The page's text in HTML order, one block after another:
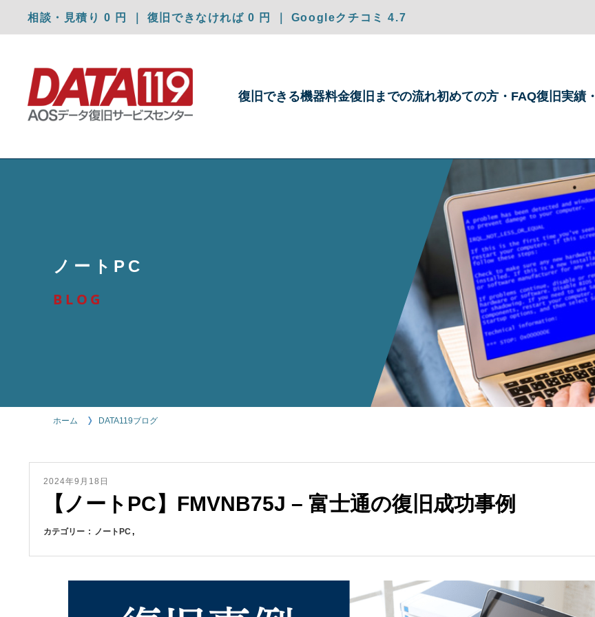
相談・見積り 0 円 ｜ 復旧できなければ 0 円 ｜ Googleクチコミ 4.7
復旧できる機器料金復旧までの流れ初めての方・ FAQ復旧実績・
ノートPC
BLOG
ホーム DATA119ブログ
2024年9月18日
【ノートPC】FMVNB75J – 富士通の復旧成功事例
カテゴリー ノートPC